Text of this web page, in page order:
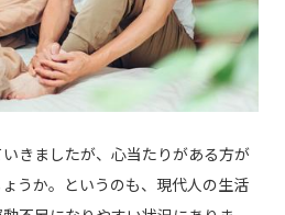
きましたが、心当たりがある方が
うか。というのも、現代人の生活